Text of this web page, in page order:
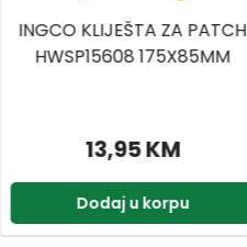
STRUJNA KLIJEŠTA AC 400A
DCM62001
38,95 KM
Dodaj u korpu